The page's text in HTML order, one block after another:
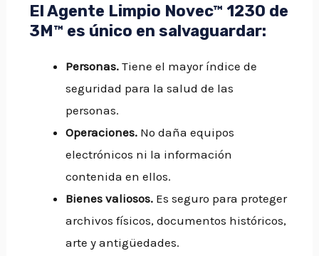
El Agente Limpio Novec™ 1230 de
3M™ es único en salvaguardar:
Personas. Tiene el mayor índice de
seguridad para la salud de las
personas.
Operaciones. No daña equipos
electrónicos ni la información
contenida en ellos.
Bienes valiosos. Es seguro para proteger
archivos físicos, documentos históricos,
arte y antigüedades.